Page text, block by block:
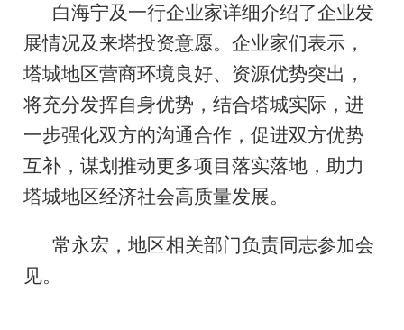
白海宁及一行企业家详细介绍了企业发
展情况及来塔投资意愿。企业家们表示，
塔城地区营商环境良好、资源优势突出，
将充分发挥自身优势，结合塔城实际，进
一步强化双方的沟通合作，促进双方优势
互补，谋划推动更多项目落实落地，助力
塔城地区经济社会高质量发展。
常永宏，地区相关部门负责同志参加会
见。